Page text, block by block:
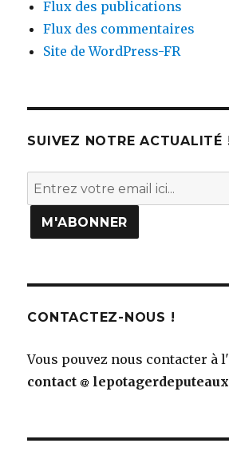
Flux des publications
Flux des commentaires
Site de WordPress-FR
SUIVEZ NOTRE ACTUALITÉ
CONTACTEZ-NOUS !
Vous pouvez nous contacter à
contact